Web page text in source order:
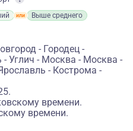
Выше среднего
- Городец -
Углич - Москва - Москва -
- Кострома -
времени.
времени.